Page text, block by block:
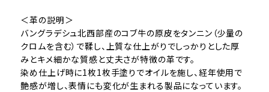
＜革の説明＞
バングラデシュ北西部産のコブ牛の原皮をタンニン（少量の
クロムを含む）で鞣し、上質な仕上がりでしっかりとした厚
みとキメ細かな質感と丈夫さが特徴の革です。
染め仕上げ時に1枚1枚手塗りでオイルを施し、経年使用で
艶感が増し、表情にも変化が生まれる製品になっています。